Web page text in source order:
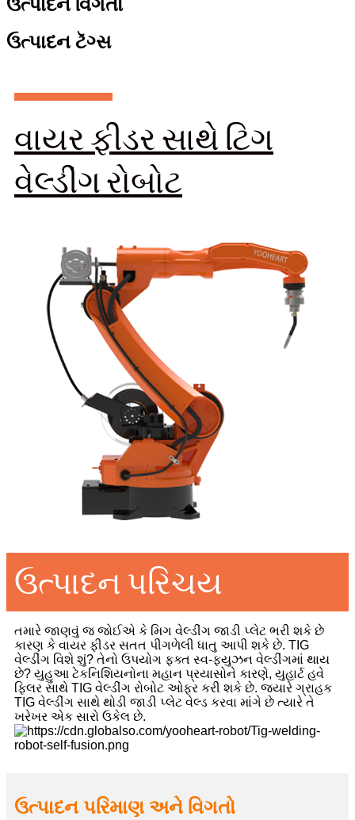
ઉત્પાદન વિગતો
ઉત્પાદન ટૅગ્સ
વાયર ફીડર સાથે ટિગ
વેલ્ડીંગ રોબોટ
ઉત્પાદન પરિચય
તમારે જાણવું જ જોઈએ કે મિગ વેલ્ડીંગ જાડી પ્લેટ ભરી શકે છે
કારણ કે વાયર ફીડર સતત પીગળેલી ધાતુ આપી શકે છે. TIG
વેલ્ડીંગ વિશે શું? તેનો ઉપયોગ ફક્ત સ્વ-ફ્યુઝન વેલ્ડીંગમાં થાય
છે? યુહુઆ ટેકનિશિયનોના મહાન પ્રયાસોને કારણે, યુહાર્ટ હવે
ફિલર સાથે TIG વેલ્ડીંગ રોબોટ ઓફર કરી શકે છે. જ્યારે ગ્રાહક
TIG વેલ્ડીંગ સાથે થોડી જાડી પ્લેટ વેલ્ડ કરવા માંગે છે ત્યારે તે
ખરેખર એક સારો ઉકેલ છે.
ઉત્પાદન પરિમાણ અને વિગતો